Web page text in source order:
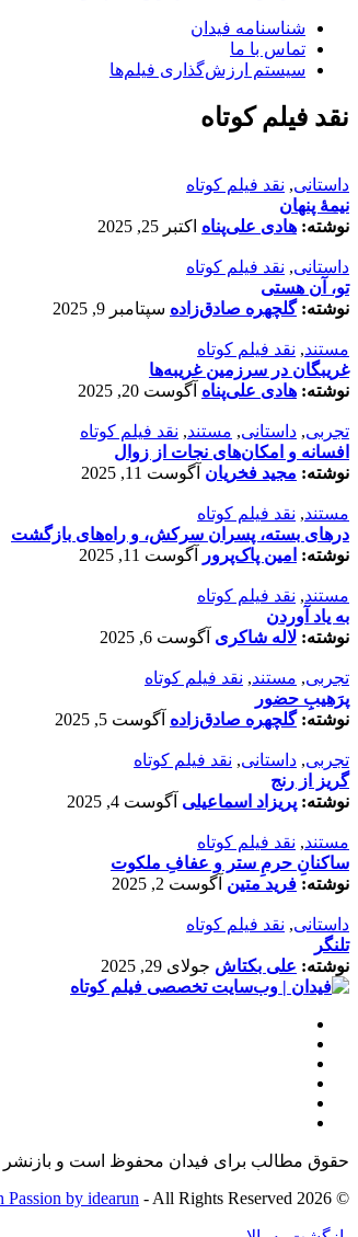
شناسنامه فیدان
تماس با ما
سیستم ارزش‌گذاری فیلم‌ها
نقد فیلم کوتاه
داستانی, نقد فیلم کوتاه
نیمۀ پنهان
نوشته: هادی علی‌پناه اکتبر 25, 2025
داستانی, نقد فیلم کوتاه
تو، آن هستی
نوشته:گلچهره صادق‌زاده سپتامبر 9, 2025
مستند, نقد فیلم کوتاه
غریبگان در سرزمین غریبه‌ها
نوشته: هادی علی‌پناه آگوست 20, 2025
تجربی, داستانی, مستند, نقد فیلم کوتاه
افسانه‌ و امکان‌های نجات از زوال
نوشته: مجید فخریان آگوست 11, 2025
مستند, نقد فیلم کوتاه
درهای بسته، پسران سرکش، و راه‌های بازگشت
نوشته: امین پاک‌پرور آگوست 11, 2025
مستند, نقد فیلم کوتاه
به یاد آوردن
نوشته: لاله شاکری آگوست 6, 2025
تجربی, مستند, نقد فیلم کوتاه
پرَهیب‌ِ حضور
نوشته:گلچهره صادق‌زاده آگوست 5, 2025
تجربی, داستانی, نقد فیلم کوتاه
گریز از رنج
نوشته: پریزاد اسماعیلی آگوست 4, 2025
مستند, نقد فیلم کوتاه
ساکنانِ حرمِ ستر و عفافِ ملکوت
نوشته: فرید متین آگوست 2, 2025
داستانی, نقد فیلم کوتاه
تلنگر
نوشته: علی بکتاش جولای 29, 2025
حقوق مطالب برای فیدان محفوظ است و بازنشر
© 2026
Passion by idearun - All Rights Reserved